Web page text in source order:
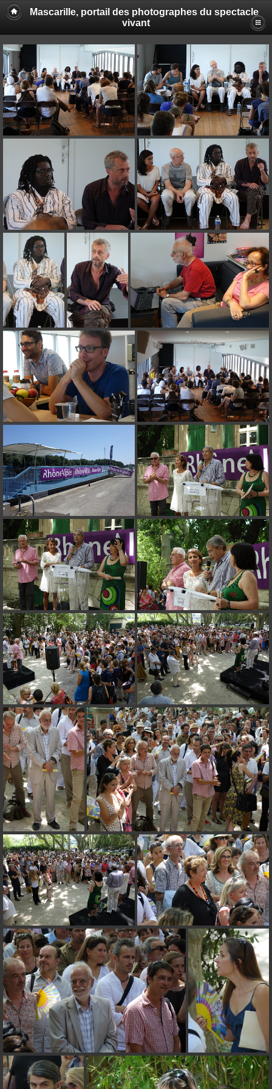
Mascarille, portail des photographes du spectacle
vivant